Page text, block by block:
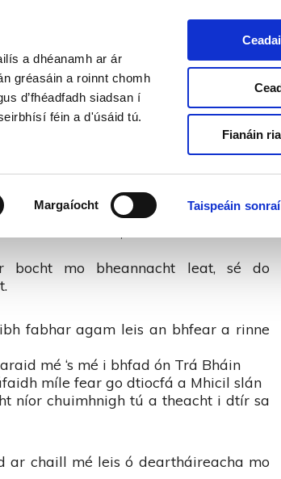
a dhéanamh ar ár
gréasáin a roinnt chomh
d’fhéadfadh siadsan í
féin a d'úsáid tú.
Margaíocht Taispeáin sonraí
Fianáin
2013
agamsa, faraor nár fhan mé ann
uaim gan tada ar bith dhá bharr
bocht mo bheannacht leat, sé do
fabhar agam leis an bhfear a rinne
mé ‘s mé i bhfad ón Trá Bháin
míle fear go dtiocfá a Mhicil slán
níor chuimhnigh tú a theacht i dtír sa
ar chaill mé leis ó deartháireacha mo